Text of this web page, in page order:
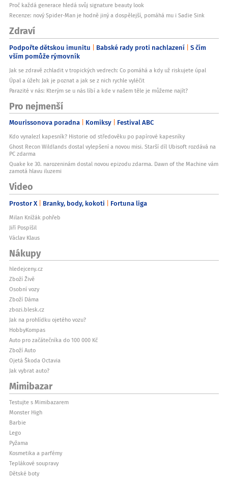
Proč každá generace hledá svůj signature beauty look
Recenze: nový Spider-Man je hodně jiný a dospělejší, pomáhá mu i Sadie Sink
Zdraví
Podpořte dětskou imunitu Babské rady proti nachlazení S čím
vším pomůže rýmovník
Jak se zdravě zchladit v tropických vedrech: Co pomáhá a kdy už riskujete úpal
Úpal a úžeh: Jak je poznat a jak se z nich rychle vyléčit
Parazité v nás: Kterým se u nás líbí a kde v našem těle je můžeme najít?
Pro nejmenší
Mourissonova poradna Komiksy Festival ABC
Kdo vynalezl kapesník? Historie od středověku po papírové kapesníky
Ghost Recon Wildlands dostal vylepšení a novou misi. Starší díl Ubisoft rozdává na
PC zdarma
Quake ke 30. narozeninám dostal novou epizodu zdarma. Dawn of the Machine vám
zamotá hlavu iluzemi
Video
Prostor X Branky, body, kokoti Fortuna liga
Milan Knížák pohřeb
Jiří Pospíšil
Václav Klaus
Nákupy
hledejceny.cz
Zboží Živě
Osobní vozy
Zboží Dáma
zbozi.blesk.cz
Jak na prohlídku ojetého vozu?
HobbyKompas
Auto pro začátečníka do 100 000 Kč
Zboží Auto
Ojetá Škoda Octavia
Jak vybrat auto?
Mimibazar
Testujte s Mimibazarem
Monster High
Barbie
Lego
Pyžama
Kosmetika a parfémy
Teplákové soupravy
Dětské boty